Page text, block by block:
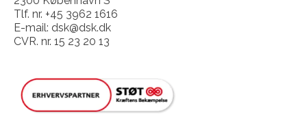
Tlf. nr. +45 3962 1616
E-mail: dsk@dsk.dk
CVR. nr. 15 23 20 13